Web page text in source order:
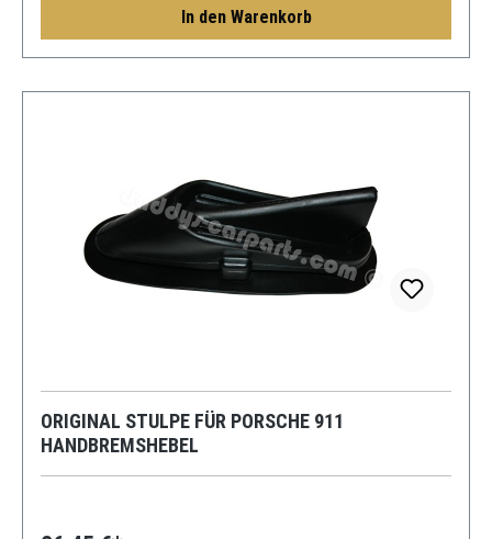
In den Warenkorb
ORIGINAL STULPE FÜR PORSCHE 911
HANDBREMSHEBEL